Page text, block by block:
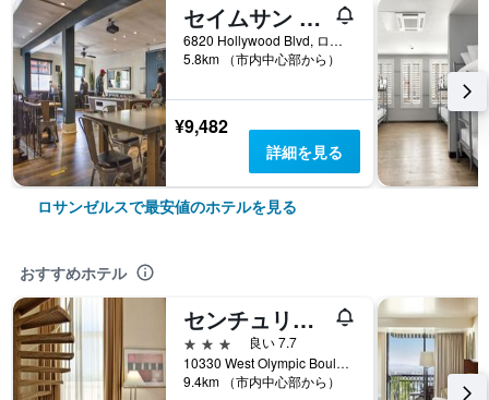
セイムサン ハリウッド
6820 Hollywood Blvd, ロサンゼルス, CA, アメリカ合衆国
5.8km （市内中心部から）
¥9,482
詳細を見る
ロサンゼルスで最安値のホテルを見る
おすすめホテル
センチュリー パーク ホテル LA
3つ星
良い 7.7
10330 West Olympic Boulevard, ロサンゼルス, CA, アメリカ合衆国
9.4km （市内中心部から）